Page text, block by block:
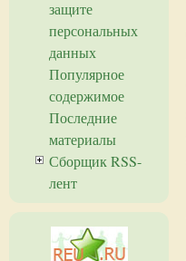
защите
персональных
данных
Популярное
содержимое
Последние
материалы
Сборщик RSS-
лент